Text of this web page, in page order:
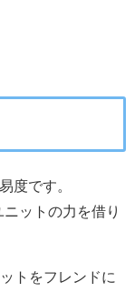
度です。
ットの力を借り
トをフレンドに